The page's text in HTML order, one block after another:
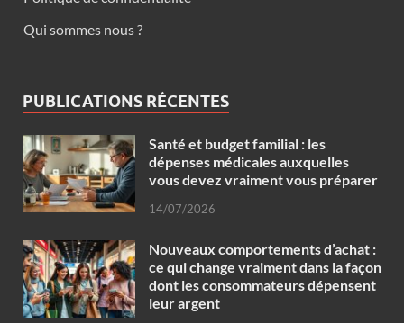
Qui sommes nous ?
PUBLICATIONS RÉCENTES
Santé et budget familial : les
dépenses médicales auxquelles
vous devez vraiment vous préparer
14/07/2026
Nouveaux comportements d’achat :
ce qui change vraiment dans la façon
dont les consommateurs dépensent
leur argent